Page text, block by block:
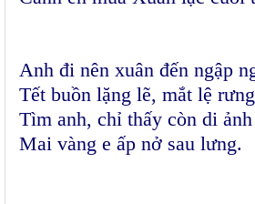
Anh đi nên xuân đến ngập
Tết buồn lặng lẽ, mắt lệ rưng
Tìm anh, chỉ thấy còn di ảnh
Mai vàng e ấp nở sau lưng.